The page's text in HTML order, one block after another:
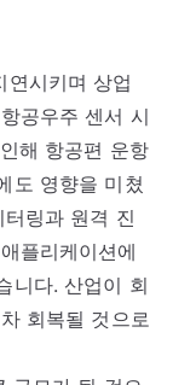
연시키며 상업
공우주 센서 시
해 항공편 운항
도 영향을 미쳤
링과 원격 진
플리케이션에
니다. 산업이 회
회복될 것으로